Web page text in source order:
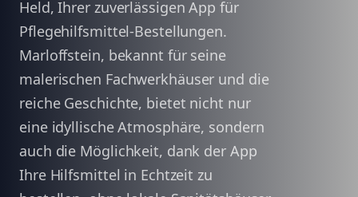
Held, Ihrer zuverlässigen App für
Pflegehilfsmittel-Bestellungen.
Marloffstein, bekannt für seine
malerischen Fachwerkhäuser und die
reiche Geschichte, bietet nicht nur
eine idyllische Atmosphäre, sondern
auch die Möglichkeit, dank der App
Ihre Hilfsmittel in Echtzeit zu